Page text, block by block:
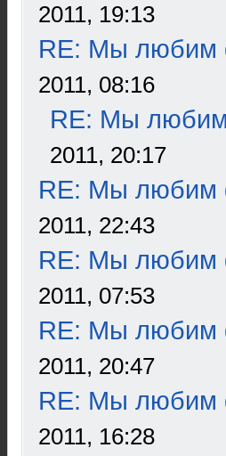
2011, 19:13
RE: Мы любим
2011, 08:16
RE: Мы любим
2011, 20:17
RE: Мы любим
2011, 22:43
RE: Мы любим
2011, 07:53
RE: Мы любим
2011, 20:47
RE: Мы любим
2011, 16:28